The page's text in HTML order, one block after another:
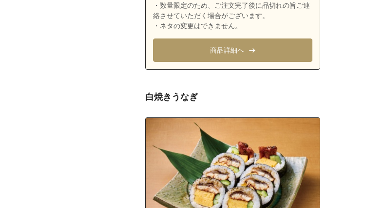
沖縄県宜野湾市嘉数２丁目
沖縄県宜野湾市嘉数３丁目
沖縄県宜野湾市嘉数４丁目
沖縄県宜野湾市我如古１丁目
沖縄県宜野湾市我如古３丁目
沖縄県宜野湾市我如古４丁目
沖縄県宜野湾市神山
沖縄県宜野湾市宜野湾１丁目
沖縄県宜野湾市宜野湾２丁目
沖縄県宜野湾市宜野湾３丁目
沖縄県宜野湾市喜友名
・数量限定のため、ご注文完了後に品切れの旨ご連
絡させていただく場合がございます。
・ネタの変更はできません。
商品詳細へ
白焼きうなぎ